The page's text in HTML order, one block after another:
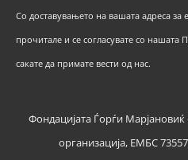
Со доставувањето на вашата адреса за
прочитале и се согласувате со нашата
сакате да примате вести од нас.
Фондацијата Ѓорѓи
организација, ЕМБС